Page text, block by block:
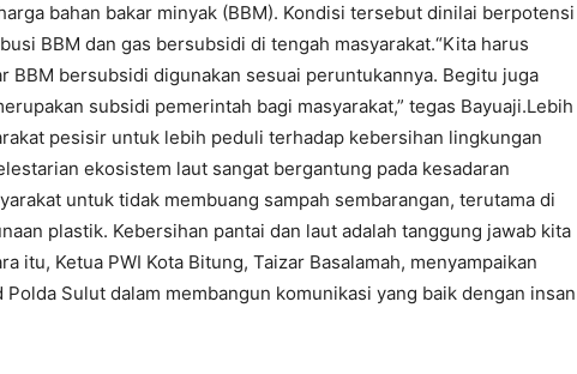
bahan bakar minyak (BBM). Kondisi tersebut dinilai berpotensi
BBM dan gas bersubsidi di tengah masyarakat.“Kita harus
BBM bersubsidi digunakan sesuai peruntukannya. Begitu juga
subsidi pemerintah bagi masyarakat,” tegas Bayuaji.Lebih
pesisir untuk lebih peduli terhadap kebersihan lingkungan
ekosistem laut sangat bergantung pada kesadaran
untuk tidak membuang sampah sembarangan, terutama di
plastik. Kebersihan pantai dan laut adalah tanggung jawab kita
itu, Ketua PWI Kota Bitung, Taizar Basalamah, menyampaikan
Sulut dalam membangun komunikasi yang baik dengan insan